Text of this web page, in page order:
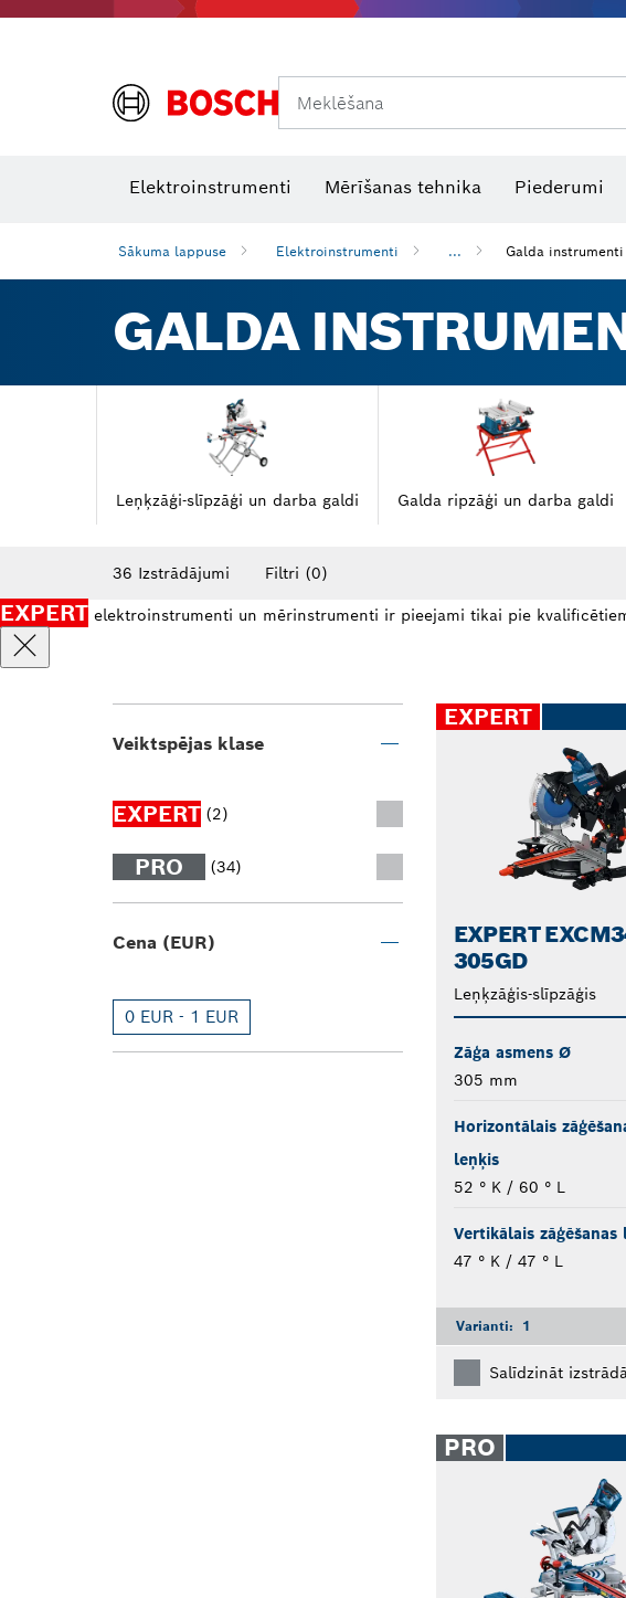
Meklēšana
Elektroinstrumenti Mērīšanas tehnika Piederumi
Sākuma lappuse Elektroinstrumenti ... Galda
GALDA
Leņķzāģi-slīpzāģi un darba galdi Galda ripzāģi un darba galdi
36 Izstrādājumi Filtri (0)
EXPERT elektroinstrumenti un mērinstrumenti ir pieejami tikai pie
Veiktspējas klase
EXPERT (2)
PRO (34)
Cena (EUR)
0 EUR - 1 EUR
EXPERT
EXPERT
305GD
Leņķzāģis-slīpzāģis
Zāģa asmens Ø
305 mm
Horizontālais
leņķis
52 ° K / 60 ° L
Vertikālais zāģēšanas
47 ° K / 47 ° L
Varianti: 1
Salīdzināt
PRO